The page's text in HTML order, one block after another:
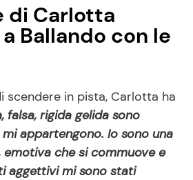
di Carlotta
Ballando con le
scendere in pista, Carlotta ha
falsa, rigida gelida sono
appartengono. Io sono una
emotiva che si commuove e
aggettivi mi sono stati